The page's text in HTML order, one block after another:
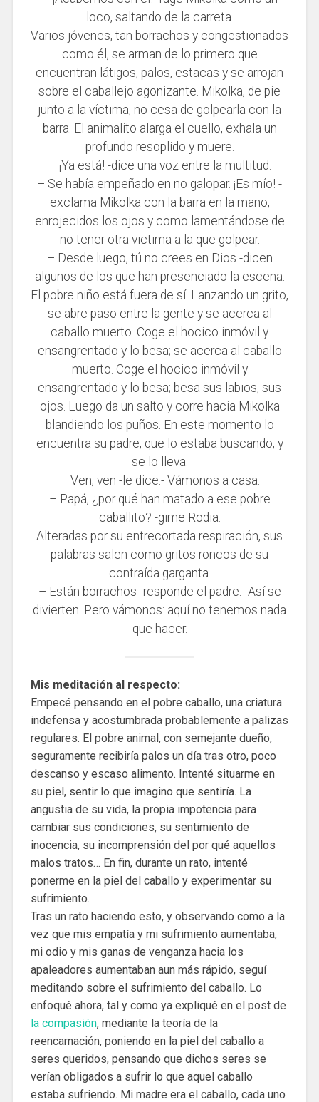
loco, saltando de la carreta.
Varios jóvenes, tan borrachos y congestionados
como él, se arman de lo primero que
encuentran látigos, palos, estacas y se arrojan
sobre el caballejo agonizante. Mikolka, de pie
junto a la víctima, no cesa de golpearla con la
barra. El animalito alarga el cuello, exhala un
profundo resoplido y muere.
– ¡Ya está! -dice una voz entre la multitud.
– Se había empeñado en no galopar. ¡Es mío! -
exclama Mikolka con la barra en la mano,
enrojecidos los ojos y como lamentándose de
no tener otra victima a la que golpear.
– Desde luego, tú no crees en Dios -dicen
algunos de los que han presenciado la escena.
El pobre niño está fuera de sí. Lanzando un grito,
se abre paso entre la gente y se acerca al
caballo muerto. Coge el hocico inmóvil y
ensangrentado y lo besa; se acerca al caballo
muerto. Coge el hocico inmóvil y
ensangrentado y lo besa; besa sus labios, sus
ojos. Luego da un salto y corre hacia Mikolka
blandiendo los puños. En este momento lo
encuentra su padre, que lo estaba buscando, y
se lo lleva.
– Ven, ven -le dice.- Vámonos a casa.
– Papá, ¿por qué han matado a ese pobre
caballito? -gime Rodia.
Alteradas por su entrecortada respiración, sus
palabras salen como gritos roncos de su
contraída garganta.
– Están borrachos -responde el padre.- Así se
divierten. Pero vámonos: aquí no tenemos nada
que hacer.
Mis meditación al respecto:
Empecé pensando en el pobre caballo, una criatura
indefensa y acostumbrada probablemente a palizas
regulares. El pobre animal, con semejante dueño,
seguramente recibiría palos un día tras otro, poco
descanso y escaso alimento. Intenté situarme en
su piel, sentir lo que imagino que sentiría. La
angustia de su vida, la propia impotencia para
cambiar sus condiciones, su sentimiento de
inocencia, su incomprensión del por qué aquellos
malos tratos… En fin, durante un rato, intenté
ponerme en la piel del caballo y experimentar su
sufrimiento.
Tras un rato haciendo esto, y observando como a la
vez que mis empatía y mi sufrimiento aumentaba,
mi odio y mis ganas de venganza hacia los
apaleadores aumentaban aun más rápido, seguí
meditando sobre el sufrimiento del caballo. Lo
enfoqué ahora, tal y como ya expliqué en el post de
la compasión, mediante la teoría de la
reencarnación, poniendo en la piel del caballo a
seres queridos, pensando que dichos seres se
verían obligados a sufrir lo que aquel caballo
estaba sufriendo. Mi madre era el caballo, cada uno